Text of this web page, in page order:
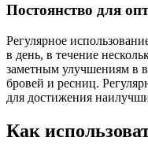
Постоянство для
Регулярное
в день, в течение
заметным улучшениям в
бровей и ресниц.
для достижения
Как